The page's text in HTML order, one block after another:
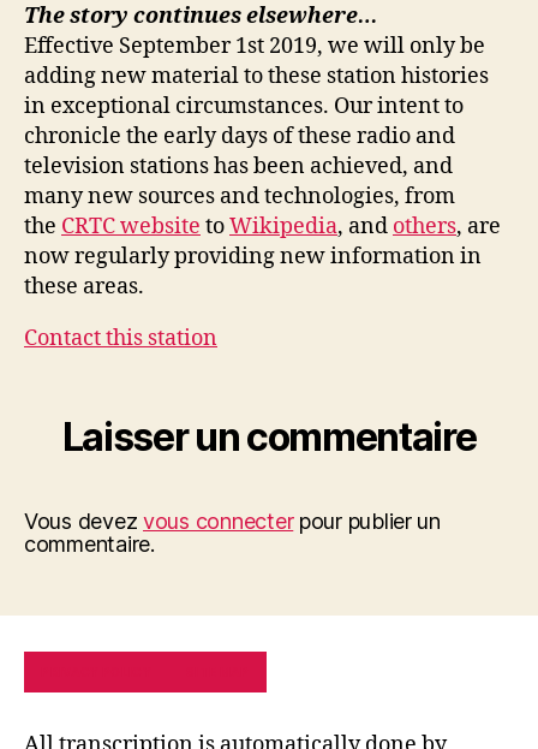
The story continues elsewhere…
Effective September 1st 2019, we will only be
adding new material to these station histories
in exceptional circumstances. Our intent to
chronicle the early days of these radio and
television stations has been achieved, and
many new sources and technologies, from
the CRTC website toWikipedia, and others, are
now regularly providing new information in
these areas.
Contact this station
Laisser un commentaire
Vous devezvous connecterpour publier un
commentaire.